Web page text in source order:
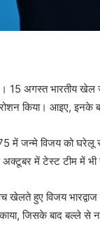
15 अगस्त भारतीय खेल
रोशन किया। आइए, इनके
में जन्मे विजय को घरेलू
अक्टूबर में टेस्ट टीम में
खेलते हुए विजय
जिसके बाद बल्ले से